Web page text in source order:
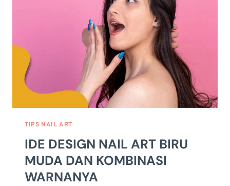
MEMBUATNYA
TIPS NAIL ART
IDE DESIGN NAIL ART BIRU
MUDA DAN KOMBINASI
WARNANYA